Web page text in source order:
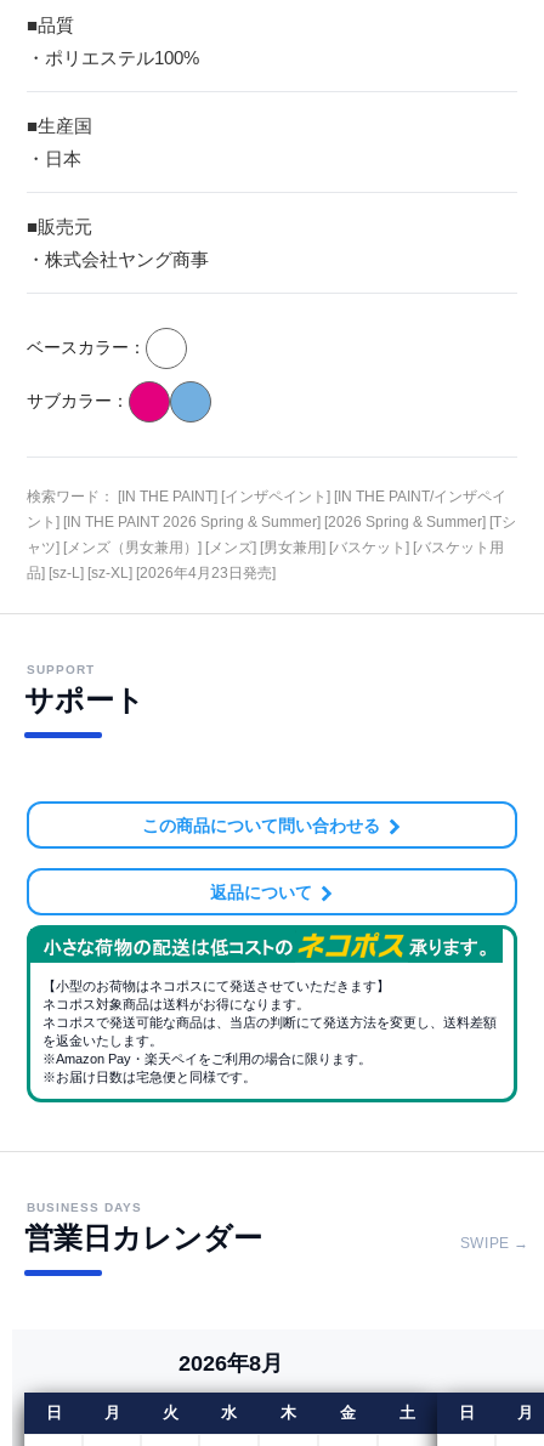
■品質
・ポリエステル100%
■生産国
・日本
■販売元
・株式会社ヤング商事
ベースカラー：
サブカラー：
検索ワード： [IN THE PAINT] [インザペイント] [IN THE PAINT/インザペイ
ント] [IN THE PAINT 2026 Spring & Summer] [2026 Spring & Summer] [Tシ
ャツ] [メンズ（男女兼用）] [メンズ] [男女兼用] [バスケット] [バスケット用
品] [sz-L] [sz-XL] [2026年4月23日発売]
SUPPORT
サポート
この商品について問い合わせる
返品について
【小型のお荷物はネコポスにて発送させていただきます】
ネコポス対象商品は送料がお得になります。
ネコポスで発送可能な商品は、当店の判断にて発送方法を変更し、送料差額
を返金いたします。
※Amazon Pay・楽天ペイをご利用の場合に限ります。
※お届け日数は宅急便と同様です。
BUSINESS DAYS
営業日カレンダー SWIPE →
2026年8月
日 月 火 水 木 金 土 日 月